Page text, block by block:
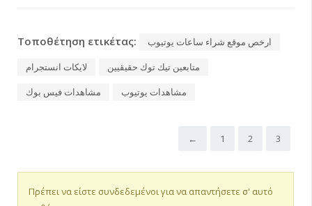
Τοποθέτηση ετικέτας:
ارخص موقع شراء ساعات يوتيوب
لايكات انستجرام
متابعين تيك توك حقيقيين
مشاهدات فيس بوك
مشاهدات يوتيوب
← 1 2 3
Πρέπει να είστε συνδεδεμένοι για να απαντήσετε σ' αυτό